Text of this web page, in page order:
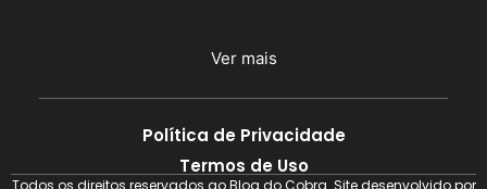
Ver mais
Política de Privacidade
Termos de Uso
Todos os direitos reservados ao Blog do Cobra. Site desenvolvido por